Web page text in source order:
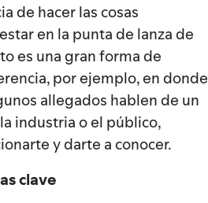
de hacer las cosas
en la punta de lanza de
es una gran forma de
por ejemplo, en donde
allegados hablen de un
industria o el público,
y darte a conocer.
clave